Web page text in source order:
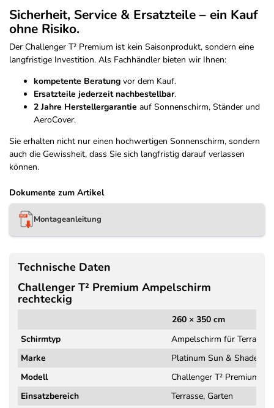
Sicherheit, Service & Ersatzteile – ein Kauf
ohne Risiko.
Der Challenger T² Premium ist kein Saisonprodukt, sondern eine
langfristige Investition. Als Fachhändler bieten wir Ihnen:
kompetente Beratung vor dem Kauf.
Ersatzteile jederzeit nachbestellbar.
2 Jahre Herstellergarantie auf Sonnenschirm, Ständer und
AeroCover.
Sie erhalten nicht nur einen hochwertigen Sonnenschirm, sondern
auch die Gewissheit, dass Sie sich langfristig darauf verlassen
können.
Dokumente zum Artikel
Montageanleitung
Technische Daten
Challenger T² Premium Ampelschirm
rechteckig
260 × 350 cm
Schirmtyp
Ampelschirm für Terrasse
Marke
Platinum Sun & Shade
Modell
Challenger T² Premium
Einsatzbereich
Terrasse, Garten